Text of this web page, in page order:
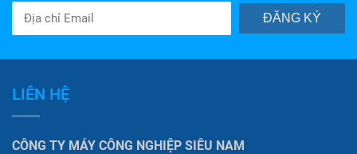
ĐĂNG KÝ
LIÊN HỆ
CÔNG TY MÁY CÔNG NGHIỆP SIÊU NAM